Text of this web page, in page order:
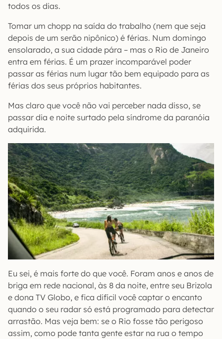
todos os dias.
Tomar um chopp na saída do trabalho (nem que seja
depois de um serão nipônico) é férias. Num domingo
ensolarado, a sua cidade pára – mas o Rio de Janeiro
entra em férias. É um prazer incomparável poder
passar as férias num lugar tão bem equipado para as
férias dos seus próprios habitantes.
Mas claro que você não vai perceber nada disso, se
passar dia e noite surtado pela síndrome da paranóia
adquirida.
Eu sei, é mais forte do que você. Foram anos e anos de
briga em rede nacional, às 8 da noite, entre seu Brizola
e dona TV Globo, e fica difícil você captar o encanto
quando o seu radar só está programado para detectar
arrastão. Mas veja bem: se o Rio fosse tão perigoso
assim, como pode tanta gente estar na rua o tempo